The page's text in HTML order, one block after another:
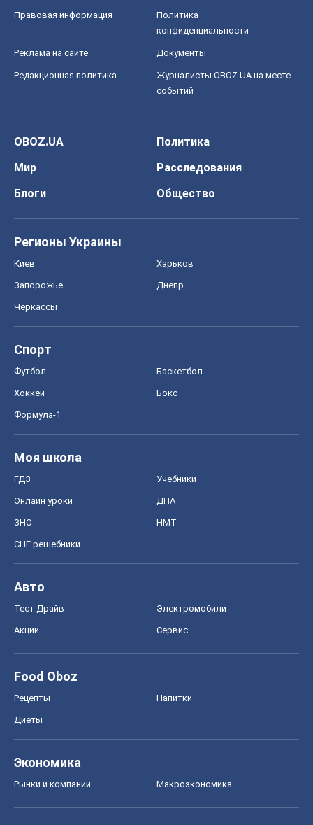
Правовая информация
Политика
конфиденциальности
Реклама на сайте Документы
Редакционная политика
Журналисты OBOZ.UA на месте
событий
OBOZ.UA
Политика
Мир
Расследования
Блоги
Общество
Регионы Украины
Киев Харьков
Запорожье Днепр
Черкассы
Спорт
Футбол Баскетбол
Хоккей Бокс
Формула-1
Моя школа
ГДЗ Учебники
Онлайн уроки ДПА
ЗНО НМТ
СНГ решебники
Авто
Тест Драйв Электромобили
Акции Сервис
Food Oboz
Рецепты Напитки
Диеты
Экономика
Рынки и компании Mакроэкономика